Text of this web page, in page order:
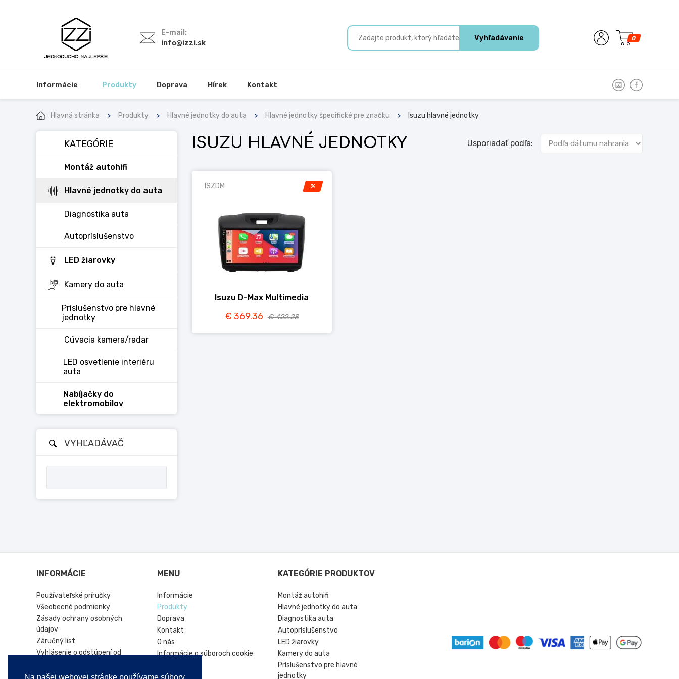
E-mail:
info@izzi.sk
Vyhľadávanie 0
Informácie Produkty Doprava Hírek Kontakt
Hlavná stránka Produkty Hlavné jednotky do auta Hlavné jednotky špecifické pre značku Isuzu hlavné jednotky
KATEGÓRIE
Montáž autohifi
Hlavné jednotky do auta
Diagnostika auta
Autopríslušenstvo
LED žiarovky
Kamery do auta
Príslušenstvo pre hlavné
jednotky
Cúvacia kamera/radar
LED osvetlenie interiéru
auta
Nabíjačky do
elektromobilov
VYHĽADÁVAČ
ISUZU HLAVNÉ JEDNOTKY Usporiadať podľa:
%
ISZDM
Isuzu D-Max Multimedia
€ 369.36 € 422.28
INFORMÁCIE
Používateľské príručky
Všeobecné podmienky
Zásady ochrany osobných
údajov
Záručný list
Vyhlásenie o odstúpení od
Online platforma riešenia sporov
MENU
Informácie
Produkty
Doprava
Kontakt
O nás
Informácie o súboroch cookie
KATEGÓRIE PRODUKTOV
Montáž autohifi
Hlavné jednotky do auta
Diagnostika auta
Autopríslušenstvo
LED žiarovky
Kamery do auta
Príslušenstvo pre hlavné
jednotky